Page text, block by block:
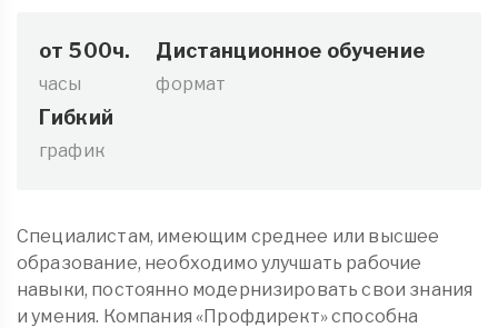
от 500ч.
часы
Дистанционное обучение
формат
Гибкий
график
Специалистам, имеющим среднее или высшее
образование, необходимо улучшать рабочие
навыки, постоянно модернизировать свои знания
и умения. Компания «Профдирект» способна